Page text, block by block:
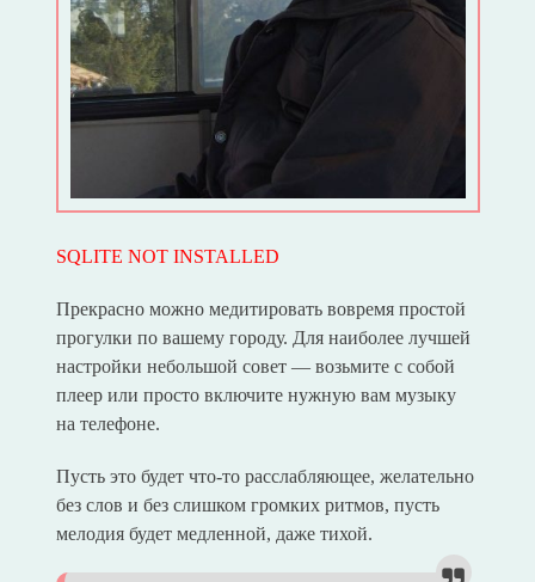
SQLITE NOT INSTALLED
Прекрасно можно медитировать вовремя простой
прогулки по вашему городу. Для наиболее лучшей
настройки небольшой совет — возьмите с собой
плеер или просто включите нужную вам музыку
на телефоне.
Пусть это будет что-то расслабляющее, желательно
без слов и без слишком громких ритмов, пусть
мелодия будет медленной, даже тихой.